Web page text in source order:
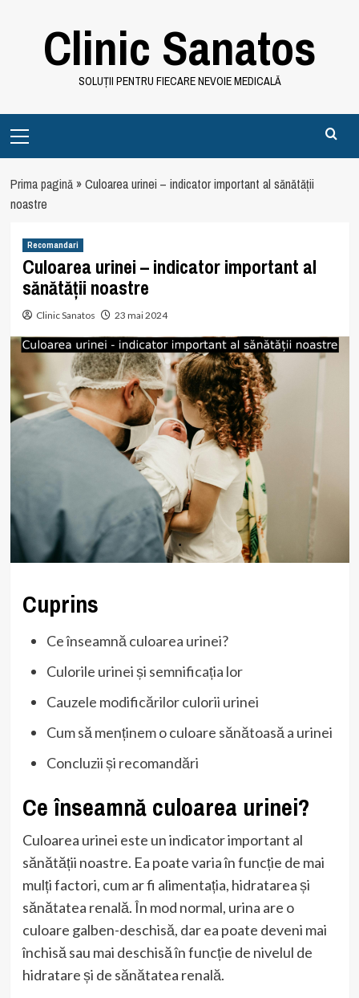
Clinic Sanatos
SOLUȚII PENTRU FIECARE NEVOIE MEDICALĂ
Menu
Prima pagină»Culoarea urinei – indicator important al sănătății
noastre
Recomandari
Culoarea urinei – indicator important al
sănătății noastre
Clinic Sanatos 23 mai 2024
Cuprins
Ce înseamnă culoarea urinei?
Culorile urinei și semnificația lor
Cauzele modificărilor culorii urinei
Cum să menținem o culoare sănătoasă a urinei
Concluzii și recomandări
Ce înseamnă culoarea urinei?
Culoarea urinei este un indicator important al
sănătății noastre. Ea poate varia în funcție de mai
mulți factori, cum ar fi alimentația, hidratarea și
sănătatea renală. În mod normal, urina are o
culoare galben-deschisă, dar ea poate deveni mai
închisă sau mai deschisă în funcție de nivelul de
hidratare și de sănătatea renală.